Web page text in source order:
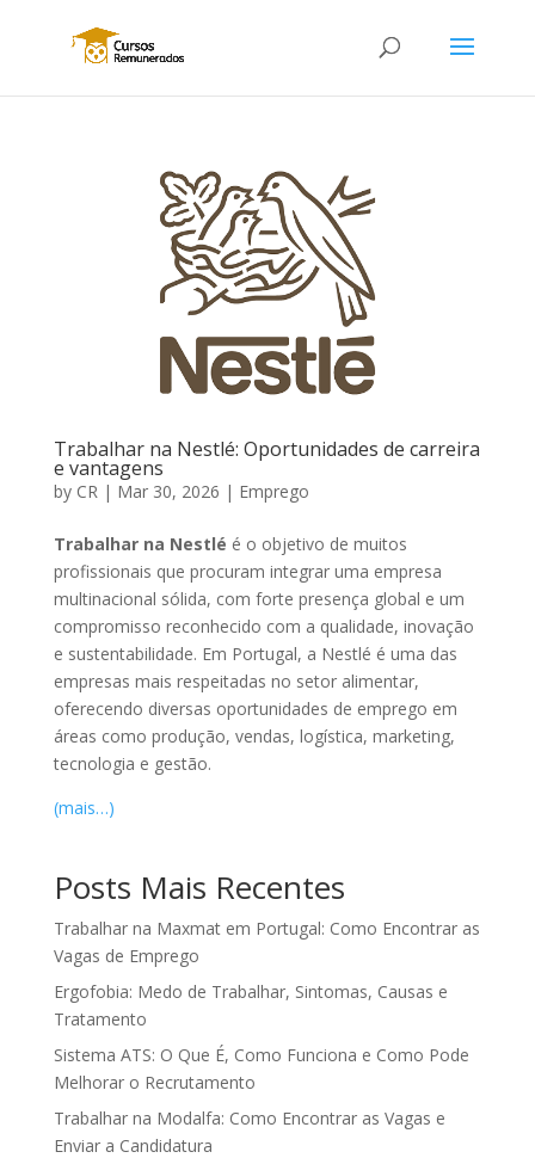
Trabalhar na Nestlé: Oportunidades de carreira
e vantagens
by CR| Mar 30, 2026 | Emprego
Trabalhar na Nestlé é o objetivo de muitos
profissionais que procuram integrar uma empresa
multinacional sólida, com forte presença global e um
compromisso reconhecido com a qualidade, inovação
e sustentabilidade. Em Portugal, a Nestlé é uma das
empresas mais respeitadas no setor alimentar,
oferecendo diversas oportunidades de emprego em
áreas como produção, vendas, logística, marketing,
tecnologia e gestão.
(mais…)
Posts Mais Recentes
Trabalhar na Maxmat em Portugal: Como Encontrar as
Vagas de Emprego
Ergofobia: Medo de Trabalhar, Sintomas, Causas e
Tratamento
Sistema ATS: O Que É, Como Funciona e Como Pode
Melhorar o Recrutamento
Trabalhar na Modalfa: Como Encontrar as Vagas e
Enviar a Candidatura